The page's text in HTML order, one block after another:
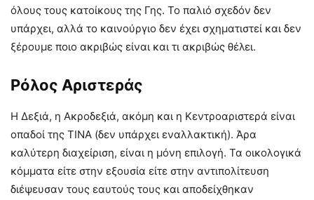
όλους τους κατοίκους της Γης. Το παλιό σχεδόν δεν
υπάρχει, αλλά το καινούργιο δεν έχει σχηματιστεί και δεν
ξέρουμε ποιο ακριβώς είναι και τι ακριβώς θέλει.
Ρόλος Αριστεράς
Η Δεξιά, η Ακροδεξιά, ακόμη και η Κεντροαριστερά είναι
οπαδοί της ΤΙΝΑ (δεν υπάρχει εναλλακτική). Άρα
καλύτερη διαχείριση, είναι η μόνη επιλογή. Τα οικολογικά
κόμματα είτε στην εξουσία είτε στην αντιπολίτευση
διέψευσαν τους εαυτούς τους και αποδείχθηκαν